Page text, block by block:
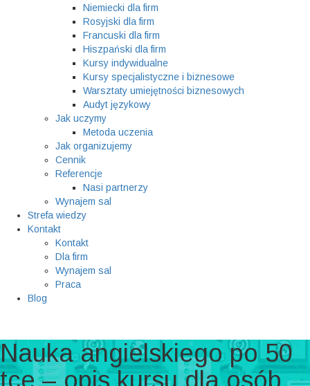
Niemiecki dla firm
Rosyjski dla firm
Francuski dla firm
Hiszpański dla firm
Kursy indywidualne
Kursy specjalistyczne i biznesowe
Warsztaty umiejętności biznesowych
Audyt językowy
Jak uczymy
Metoda uczenia
Jak organizujemy
Cennik
Referencje
Nasi partnerzy
Wynajem sal
Strefa wiedzy
Kontakt
Kontakt
Dla firm
Wynajem sal
Praca
Blog
Nauka angielskiego po 50
tce – opis kursu dla osób